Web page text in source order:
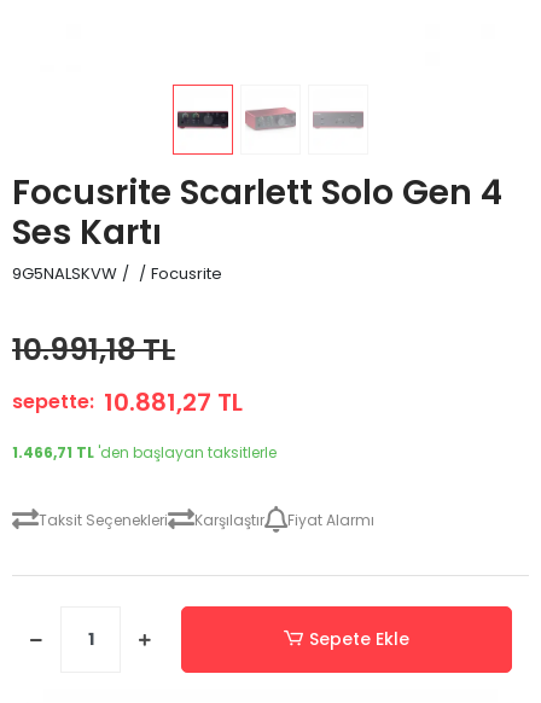
Focusrite Scarlett Solo Gen 4
Ses Kartı
9G5NALSKVW / / Focusrite
10.991,18 TL
sepette: 10.881,27 TL
1.466,71 TL'den başlayan taksitlerle
Taksit Seçenekleri Karşılaştır Fiyat Alarmı
Sepete Ekle